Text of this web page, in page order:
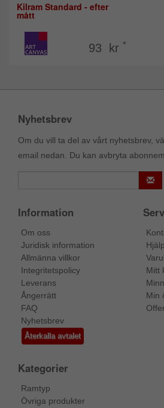
Kilram Standard - efter
mått
93 kr *
Nyhetsbrev
Om du vill ta del av vårt nyhetsbrev,
email nedan. Du kan avbryta
Information
Om oss
Juridisk information
Allmänna villkor
Integritetspolicy
Leverans
Ångerrätt
FAQ
Nyhetsbrev
Återkalla avtalet
Hjälp
Mitt
Min
Kategorier
Ramtyp
Övriga produkter